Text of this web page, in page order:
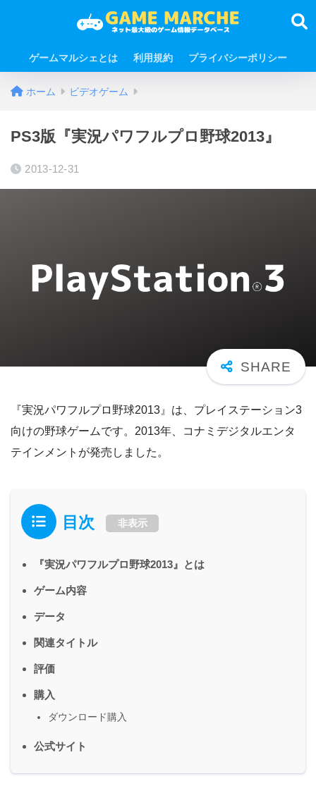
ゲームマルシェとは 利用規約 プライバシーポリシー
ホーム ビデオゲーム
PS3版『実況パワフルプロ野球2013』
2013-12-31
『実況パワフルプロ野球2013』は、プレイステーション3
向けの野球ゲームです。2013年、コナミデジタルエンタ
テインメントが発売しました。
目次 非表示
『実況パワフルプロ野球2013』とは
ゲーム内容
データ
関連タイトル
評価
購入
ダウンロード購入
公式サイト